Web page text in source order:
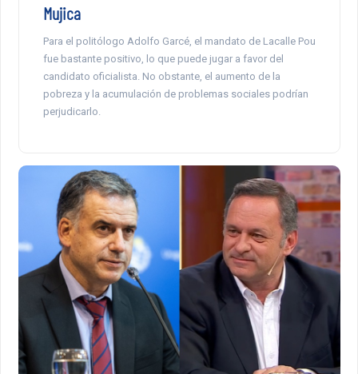
Mujica
Para el politólogo Adolfo Garcé, el mandato de Lacalle Pou
fue bastante positivo, lo que puede jugar a favor del
candidato oficialista. No obstante, el aumento de la
pobreza y la acumulación de problemas sociales podrían
perjudicarlo.